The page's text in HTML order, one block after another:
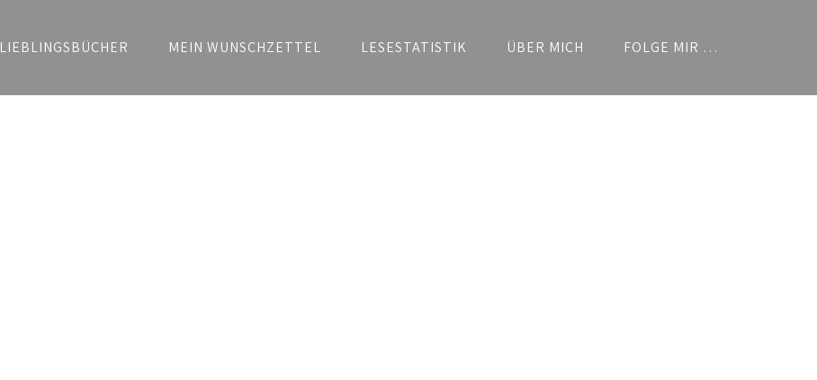
LIEBLINGSBÜCHER MEIN WUNSCHZETTEL LESESTATISTIK ÜBER MICH FOLGE MIR …